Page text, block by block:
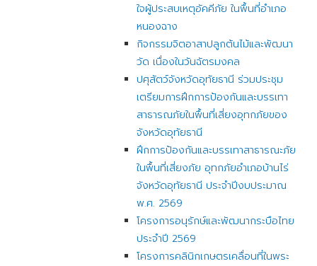
ใจผู้ประสบเหตุอัคคีภัย ในพื้นที่อำเภอ
หนองฉาง
กิจกรรมจิตอาสาปลูกต้นไม้และพัฒนา
วัด เนื่องในวันฉัตรมงคล
ปศุสัตว์จังหวัดอุทัยธานี ร่วมประชุม
เตรียมการฝึกการป้องกันและบรรเทา
สาธารณภัยในพื้นที่เสี่ยงอุทกภัยของ
จังหวัดอุทัยธานี
ฝึกการป้องกันและบรรเทาสาธารณะภัย
ในพื้นที่เสี่ยงภัย อุทกภัยอำเภอบ้านไร่
จังหวัดอุทัยธานี ประจำปีงบประมาณ
พ.ศ. 2569
โครงการอนุรักษ์และพัฒนากระบือไทย
ประจำปี 2569
โครงการคลินิกเกษตรเคลื่อนที่ในพระ